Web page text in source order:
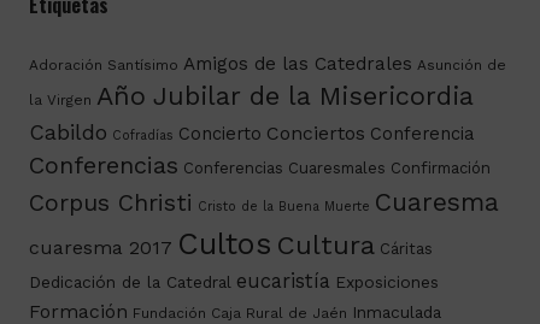
Adoración Santísimo Amigos de las Catedrales Asunción de
la Virgen Año Jubilar de la Misericordia
Cabildo Cofradías Concierto Conciertos Conferencia
Conferencias Conferencias Cuaresmales Confirmación
Corpus Christi Cristo de la Buena Muerte Cuaresma
cuaresma 2017 Cultos Cultura Cáritas
Dedicación de la Catedral eucaristía Exposiciones
Formación Fundación Caja Rural de Jaén Inmaculada